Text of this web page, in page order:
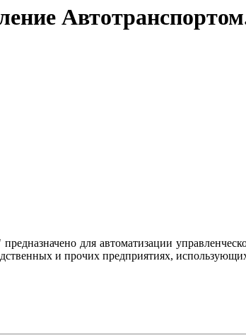
для автоматизации
и прочих предприятиях,